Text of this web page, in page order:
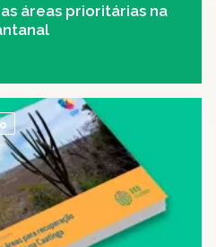
áreas prioritárias na